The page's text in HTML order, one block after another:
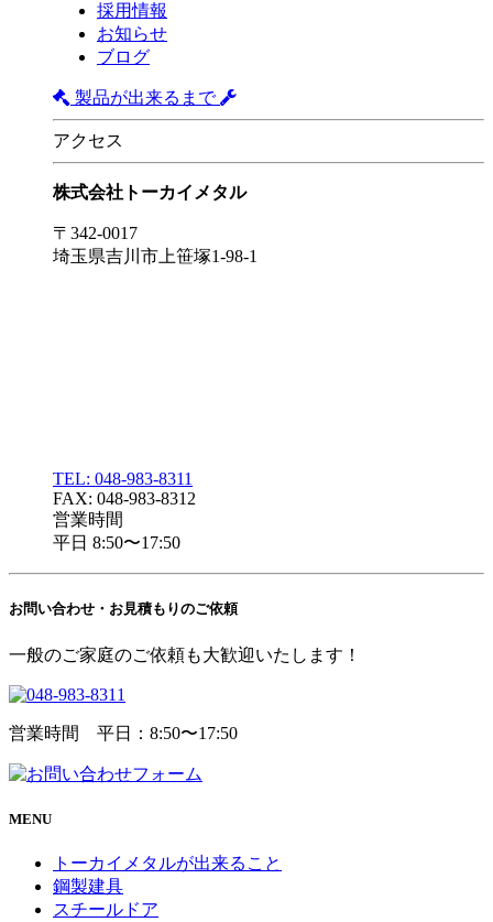
採用情報
お知らせ
ブログ
製品が出来るまで
アクセス
株式会社トーカイメタル
〒342-0017
埼玉県吉川市上笹塚1-98-1
TEL: 048-983-8311
FAX: 048-983-8312
営業時間
平日 8:50〜17:50
お問い合わせ・ お見積もりのご依頼
一般のご家庭のご依頼も大歓迎いたします！
営業時間 平日：8:50〜17:50
MENU
トーカイメタルが出来ること
鋼製建具
スチールドア